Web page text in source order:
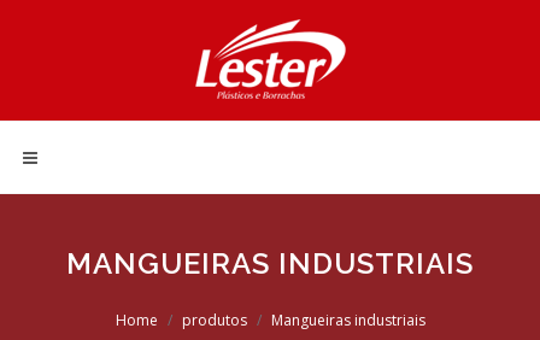
MANGUEIRAS INDUSTRIAIS
Home produtos Mangueiras industriais